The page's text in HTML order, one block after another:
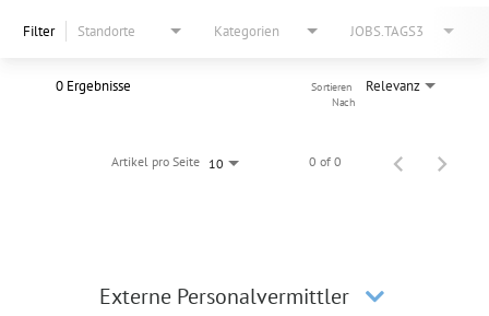
Filter Standorte Kategorien JOBS.TAGS3
0 Ergebnisse Relevanz
Sortieren
Nach
Artikel pro Seite 10 0 of 0
Externe Personalvermittler